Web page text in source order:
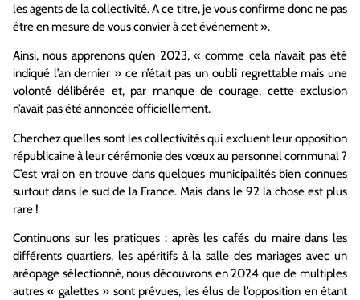
les agents de la collectivité. A ce titre, je vous confirme donc ne pas
être en mesure de vous convier à cet événement ».
Ainsi, nous apprenons qu’en 2023, « comme cela n’avait pas été
indiqué l’an dernier » ce n’était pas un oubli regrettable mais une
volonté délibérée et, par manque de courage, cette exclusion
n’avait pas été annoncée officiellement.
Cherchez quelles sont les collectivités qui excluent leur opposition
républicaine à leur cérémonie des vœux au personnel communal ?
C’est vrai on en trouve dans quelques municipalités bien connues
surtout dans le sud de la France. Mais dans le 92 la chose est plus
rare !
Continuons sur les pratiques : après les cafés du maire dans les
différents quartiers, les apéritifs à la salle des mariages avec un
aréopage sélectionné, nous découvrons en 2024 que de multiples
autres « galettes » sont prévues, les élus de l’opposition en étant